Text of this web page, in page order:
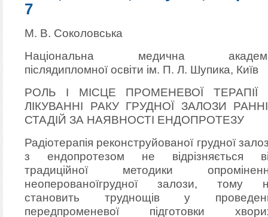
7
М. В. Соколовська
Національна медична
післядипломної освіти ім. П. Л. Шупика, Київ
РОЛЬ І МІСЦЕ ПРОМЕНЕВОЇ ТЕРАПІЇ
ЛІКУВАННІ РАКУ ГРУДНОЇ ЗАЛОЗИ
СТАДІЙ ЗА НАЯВНОСТІ ЕНДОПРОТЕЗУ
Радіотерапія реконструйованої грудної
з ендопротезом не відрізняється
традиційної методики
неоперованоїгрудної залози, тому
становить труднощів у
передпроменевої підготовки